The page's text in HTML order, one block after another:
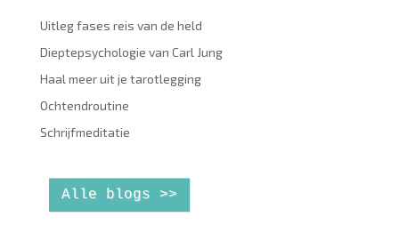
Uitleg fases reis van de held
Dieptepsychologie van Carl Jung
Haal meer uit je tarotlegging
Ochtendroutine
Schrijfmeditatie
Alle blogs >>